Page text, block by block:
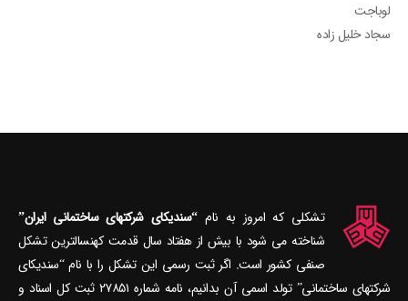
لوباجت
سجاد خلیل زاده
تشکلی که امروز به نام“سندیکای شرکتهای ساختمانی ایران”
شناخته می‎ شود با بیش از هفتاد سال قدمت کهنسال‎ترین تشکل
صنفی کشور است. اگر ثبت رسمی این تشکل را با نام “سندیکای
شرکتهای ساختمانی” تولد اسمی آن بدانیم، نامه شماره ۲۷۸۵۱ ثبت کل اسناد و